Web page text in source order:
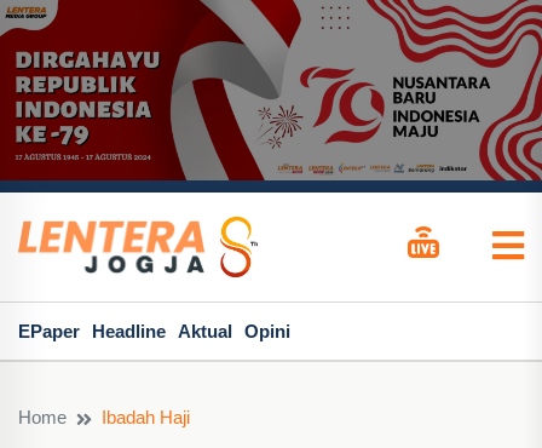
EPaper Headline Aktual Opini
Home Ibadah Haji